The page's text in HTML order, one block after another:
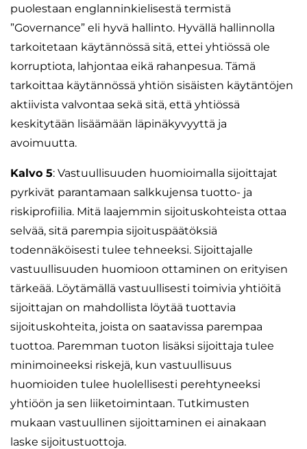
puolestaan englanninkielisestä termistä
”Governance” eli hyvä hallinto. Hyvällä hallinnolla
tarkoitetaan käytännössä sitä, ettei yhtiössä ole
korruptiota, lahjontaa eikä rahanpesua. Tämä
tarkoittaa käytännössä yhtiön sisäisten käytäntöjen
aktiivista valvontaa sekä sitä, että yhtiössä
keskitytään lisäämään läpinäkyvyyttä ja
avoimuutta.
Kalvo 5: Vastuullisuuden huomioimalla sijoittajat
pyrkivät parantamaan salkkujensa tuotto- ja
riskiprofiilia. Mitä laajemmin sijoituskohteista ottaa
selvää, sitä parempia sijoituspäätöksiä
todennäköisesti tulee tehneeksi. Sijoittajalle
vastuullisuuden huomioon ottaminen on erityisen
tärkeää. Löytämällä vastuullisesti toimivia yhtiöitä
sijoittajan on mahdollista löytää tuottavia
sijoituskohteita, joista on saatavissa parempaa
tuottoa. Paremman tuoton lisäksi sijoittaja tulee
minimoineeksi riskejä, kun vastuullisuus
huomioiden tulee huolellisesti perehtyneeksi
yhtiöön ja sen liiketoimintaan. Tutkimusten
mukaan vastuullinen sijoittaminen ei ainakaan
laske sijoitustuottoja.